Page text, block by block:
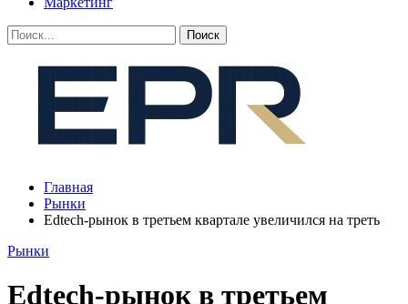
Главная
Рынки
Edtech-рынок в третьем квартале увеличился на треть
Рынки
Edtech-рынок в третьем